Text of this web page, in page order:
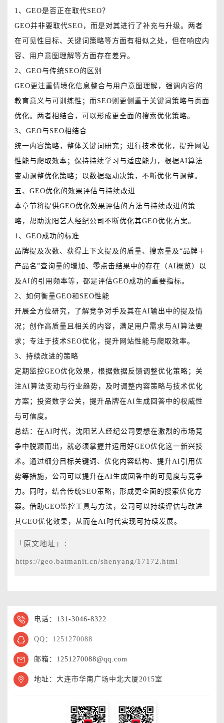
1、GEO是否正在取代SEO？
GEO并非要取代SEO，而是对其进行了补充与升级。两者
在可见性目标、关键词策略等方面有相似之处，但在响应内
容、用户意图理解等方面存在差异。
2、GEO与传统SEO的区别
GEO更注重情境化信息整合与用户意图理解，强调内容的
教育意义与可训练性；而SEO则更侧重于关键词策略与页面
优化。两者相结合，可以形成更全面的搜索优化策略。
3、GEO与SEO相结合
统一内容策略，整体关键词研究；进行技术优化，提升网站
性能与爬取效率；保持持续学习与适应能力，根据AI算法
变动调整优化策略；以数据驱动决策，不断优化与调整。
五、GEO优化的效果评估与持续改进
本章节将提供GEO优化效果评估的方法与持续改进的策
略，帮助沈阳艺人经纪公司不断优化其GEO优化方案。
1、GEO成功的标准
品牌提及次数、获得上下文提及的质量、搜索量及“品牌＋
产品名”查询量的增加、零点击结果中的存在（AI概览）以
及AI的引用频率等，都是评估GEO成功的重要指标。
2、如何衡量GEO和SEO性能
开展全方位研究，了解竞争对手及其在AI输出中的提及情
况；创作高质量且相关的内容，满足用户需求与AI算法要
求；专注于技术SEO优化，提升网站性能与爬取效率。
3、持续改进的策略
定期监控GEO优化效果，根据数据反馈调整优化策略；关
注AI算法变动与行业趋势，及时调整内容策略与技术优化
方案；投资数字公关，提升品牌在AI生成回答中的权威性
与可信度。
总结：在AI时代，沈阳艺人经纪公司要想在激烈的市场竞
争中脱颖而出，就必须掌握并运用好GEO优化这一新兴技
术。通过细分目标关键词、优化内容结构、提升AI引用优
势等措施，公司可以提升在AI生成回答中的可见度与竞争
力。同时，结合传统SEO策略，形成更全面的搜索优化方
案。借助GEO监控工具与方法，公司可以持续评估与改进
其GEO优化效果，从而在AI时代实现可持续发展。
「原文地址」：
https://geo.batmanit.cn/shenyang/17172.html
电话：131-3046-8322
QQ：1251270088
邮箱：1251270088@qq.com
地址：大连市华南广场中北大厦2015室